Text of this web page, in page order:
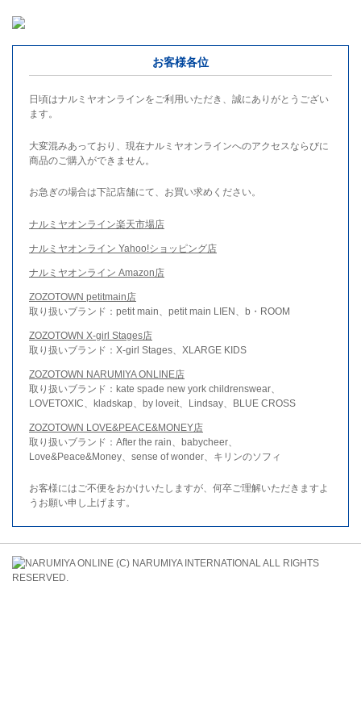
お客様各位
日頃はナルミヤオンラインをご利用いただき、誠にありがとうござい
ます。
大変混みあっており、現在ナルミヤオンラインへのアクセスならびに
商品のご購入ができません。
お急ぎの場合は下記店舗にて、お買い求めください。
ナルミヤオンライン楽天市場店
ナルミヤオンライン Yahoo!ショッピング店
ナルミヤオンライン Amazon店
ZOZOTOWN petitmain店
取り扱いブランド：petit main、petit main LIEN、b・ROOM
ZOZOTOWN X-girl Stages店
取り扱いブランド：X-girl Stages、XLARGE KIDS
ZOZOTOWN NARUMIYA ONLINE店
取り扱いブランド：kate spade new york childrenswear、
LOVETOXIC、kladskap、by loveit、Lindsay、BLUE CROSS
ZOZOTOWN LOVE&PEACE&MONEY店
取り扱いブランド：After the rain、babycheer、
Love&Peace&Money、sense of wonder、キリンのソフィ
お客様にはご不便をおかけいたしますが、何卒ご理解いただきますよ
うお願い申し上げます。